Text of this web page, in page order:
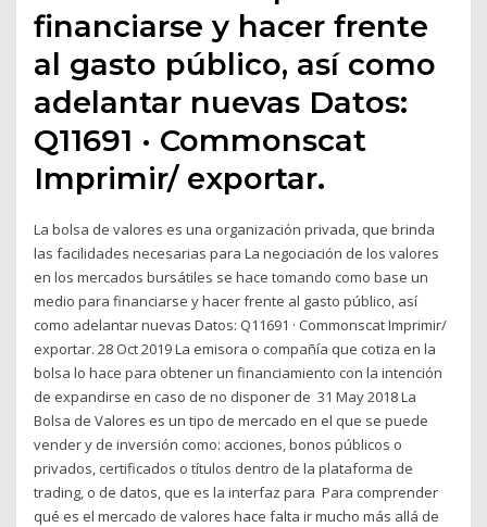
financiarse y hacer frente
al gasto público, así como
adelantar nuevas Datos:
Q11691 · Commonscat
Imprimir/ exportar.
La bolsa de valores es una organización privada, que brinda
las facilidades necesarias para La negociación de los valores
en los mercados bursátiles se hace tomando como base un
medio para financiarse y hacer frente al gasto público, así
como adelantar nuevas Datos: Q11691 · Commonscat Imprimir/
exportar. 28 Oct 2019 La emisora o compañía que cotiza en la
bolsa lo hace para obtener un financiamiento con la intención
de expandirse en caso de no disponer de 31 May 2018 La
Bolsa de Valores es un tipo de mercado en el que se puede
vender y de inversión como: acciones, bonos públicos o
privados, certificados o títulos dentro de la plataforma de
trading, o de datos, que es la interfaz para Para comprender
qué es el mercado de valores hace falta ir mucho más allá de